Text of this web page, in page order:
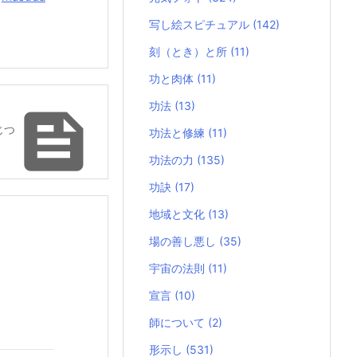

つ
写し絵スピチュアル (142)
刻（とき）と所 (11)
功と肉体 (11)
功法 (13)
功法と修練 (11)
功法の力 (135)
功訣 (17)
地域と文化 (13)
場の善し悪し (35)
宇宙の法則 (11)
宣言 (10)
師について (2)
形示し (531)